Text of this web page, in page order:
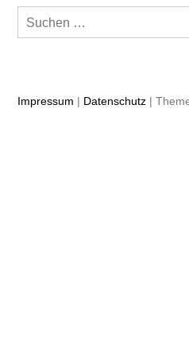
Suchen
Impressum | Datenschutz |